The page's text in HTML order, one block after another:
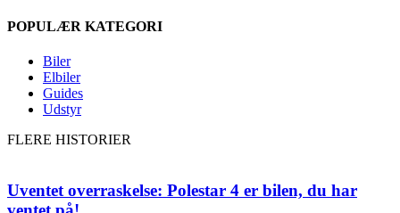
POPULÆR KATEGORI
Biler
Elbiler
Guides
Udstyr
FLERE HISTORIER
Uventet overraskelse: Polestar 4 er bilen, du har